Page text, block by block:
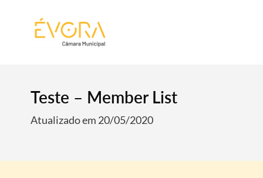
Teste – Member List
Atualizado em 20/05/2020